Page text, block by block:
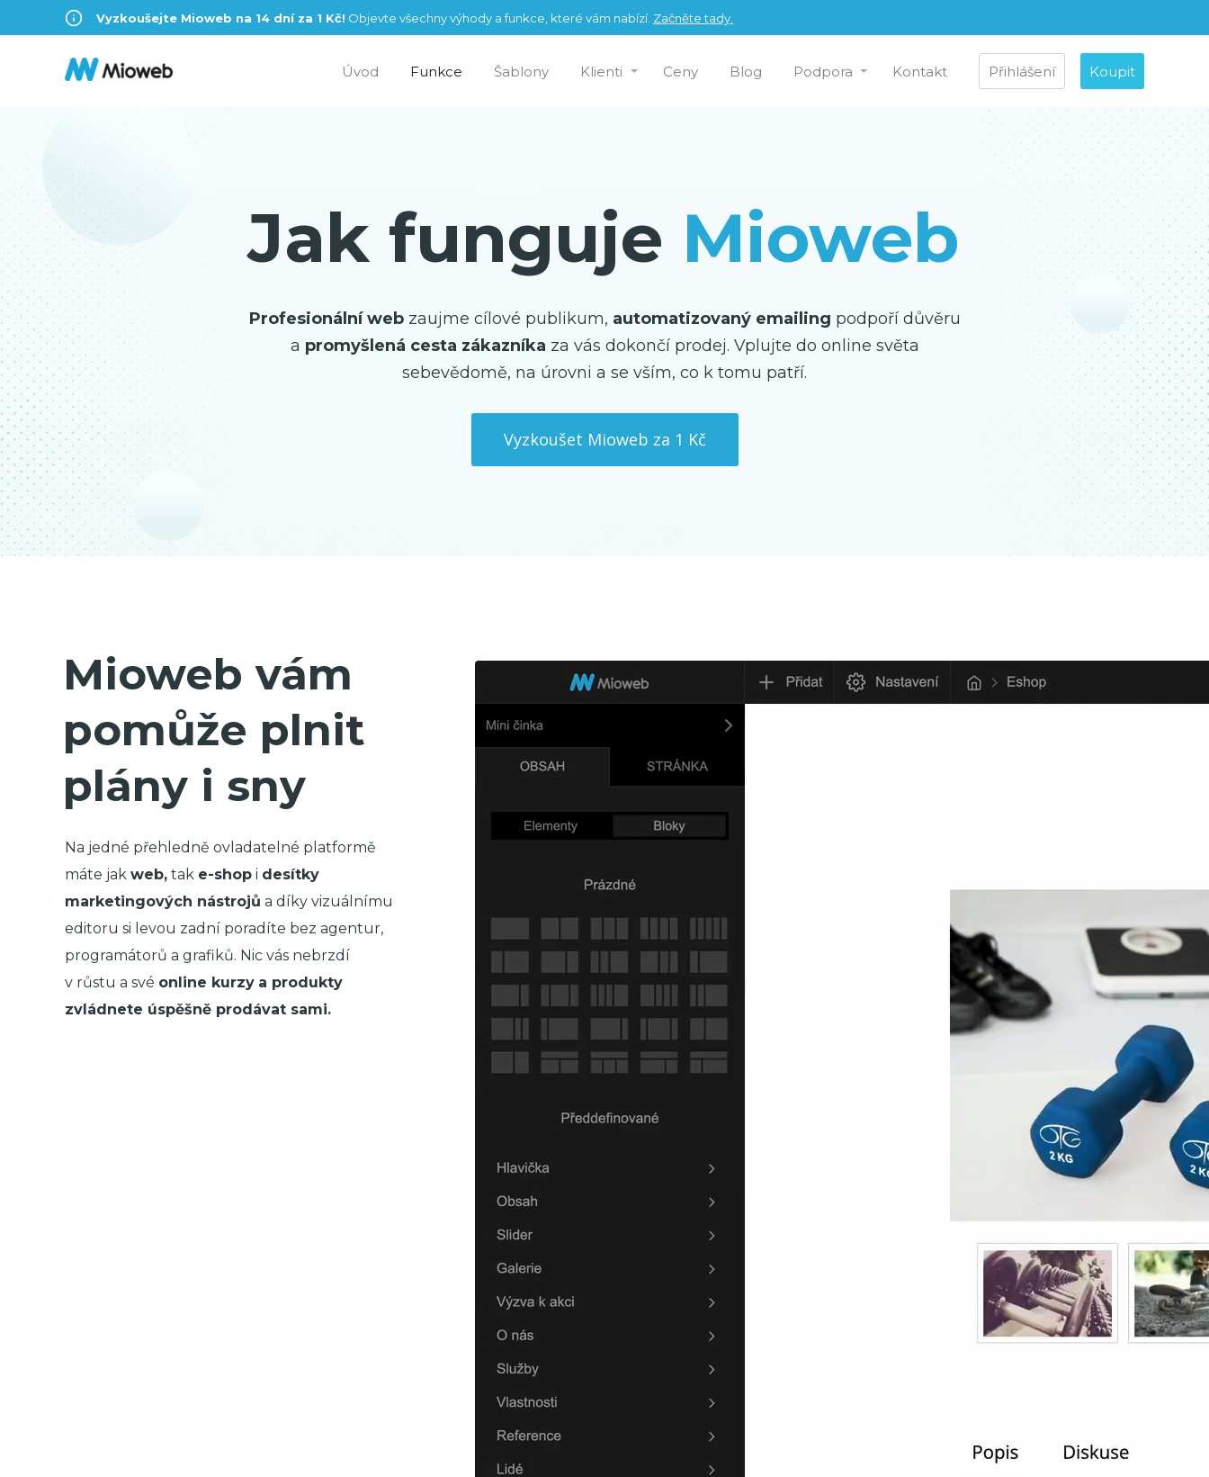
Vyzkoušejte Mioweb na 14 dní za 1 Kč! Objevte všechny výhody a funkce, které vám nabízí. Začněte tady.
Úvod Funkce Šablony Klienti Ceny Blog Podpora Kontakt Přihlášení Koupit
Jak funguje Mioweb
Profesionální webzaujme cílové publikum, automatizovaný emailing podpoří důvěru
a promyšlená cesta zákazníka za vás dokončí prodej. Vplujte do online světa
sebevědomě, na úrovni a se vším, co k tomu patří.
Vyzkoušet Mioweb za 1 Kč
Mioweb vám
pomůže plnit
plány i sny
Na jedné přehledně ovladatelné platformě
máte jak web, tak e-shop i desítky
marketingových nástrojů a díky vizuálnímu
editoru si levou zadní poradíte bez agentur,
programátorů a grafiků. Nic vás nebrzdí
v růstu a své online kurzy a produkty
zvládnete úspěšně prodávat sami.